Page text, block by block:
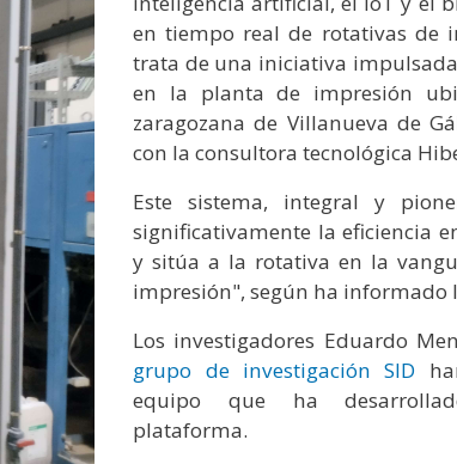
en tiempo real de rotativas de
trata de una iniciativa
en la planta de impresión
zaragozana de Villanueva de
con la consultora tecnológica
Este sistema, integral y
significativamente la eficiencia
y sitúa a la rotativa en la
impresión", según ha informado
Los investigadores Eduardo
grupo de investigación SID
equipo que ha
plataforma.